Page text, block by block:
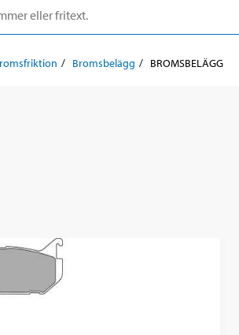
Bromsbelägg BROMSBELÄGG